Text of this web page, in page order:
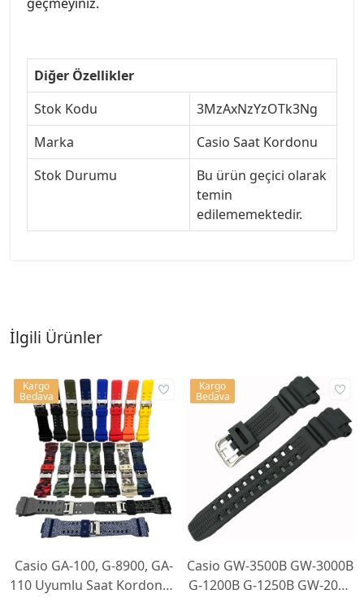
Diğer Özellikler
Stok Kodu
3MzAxNzYzOTk3Ng
Marka
Casio Saat Kordonu
Stok Durumu
Bu ürün geçici olarak
temin
edilememektedir.
İlgili Ürünler
Casio GA-100, G-8900, GA-
110 Uyumlu Saat Kordonu -
Kargo
Bedava
Casio GW-3500B GW-3000B
G-1200B G-1250B GW-2000
Kargo
Bedava